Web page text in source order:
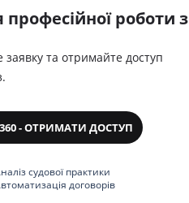
роботи з
заявку та отримайте доступ
- ОТРИМАТИ ДОСТУП
судової практики
договорів